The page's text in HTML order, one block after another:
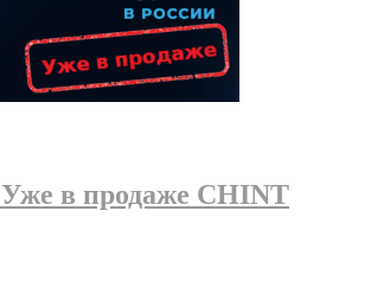
в продаже CHINT